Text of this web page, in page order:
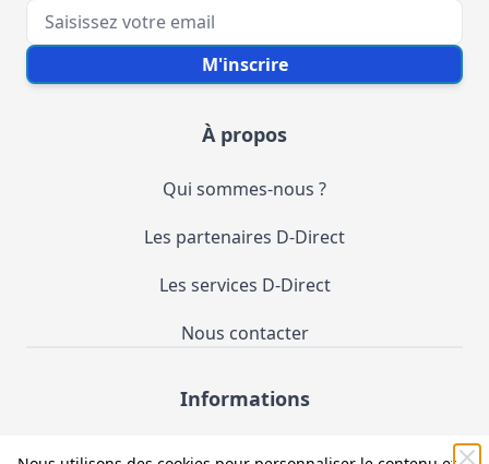
Votre e-mail M'inscrire
À propos
Qui sommes-nous ?
Les partenaires D-Direct
Les services D-Direct
Nous contacter
Informations
Demande de catalogue